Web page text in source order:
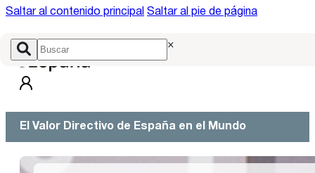
Saltar al contenido principal Saltar al pie de página
×
El Valor Directivo de España en el Mundo